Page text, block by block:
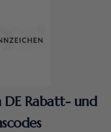
DE Rabatt- und